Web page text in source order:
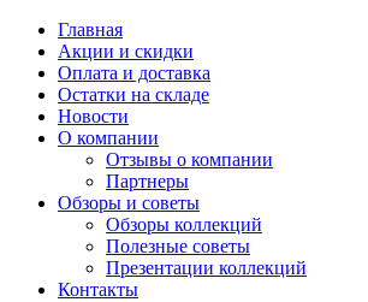
Главная
Акции и скидки
Оплата и доставка
Остатки на складе
Новости
О компании
Отзывы о компании
Партнеры
Обзоры и советы
Обзоры коллекций
Полезные советы
Презентации коллекций
Контакты